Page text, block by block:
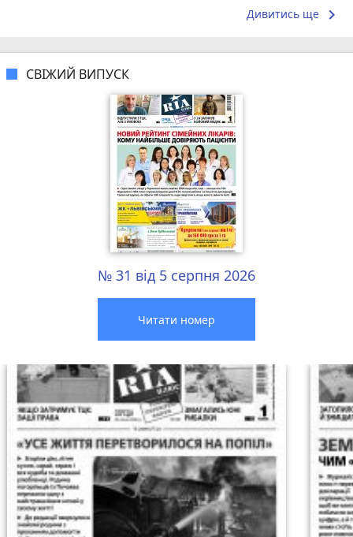
Дивитись ще keyboard_arrow_right
СВІЖИЙ ВИПУСК
№ 31 від 5 серпня 2026
Читати номер